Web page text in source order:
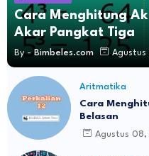
Cara Menghitung
Akar Pangkat Tiga
By - Bimbeles.com Agustus
Aritmatika
Cara
Belasan
Agustus 08,